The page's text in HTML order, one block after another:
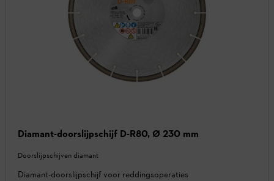
Diamant-doorslijpschijf D-R80, Ø 230 mm
Doorslijpschijven diamant
Diamant-doorslijpschijf voor reddingsoperaties